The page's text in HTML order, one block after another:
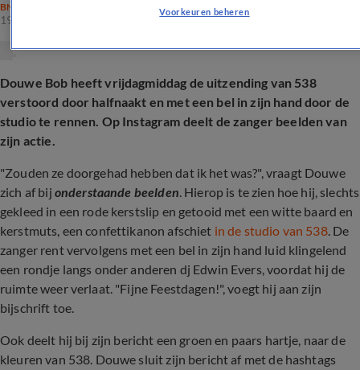
BN'ERS
19 dec 2025, 17:59
Douwe Bob heeft vrijdagmiddag de uitzending van 538
verstoord door halfnaakt en met een bel in zijn hand door de
studio te rennen. Op Instagram deelt de zanger beelden van
zijn actie.
"Zouden ze doorgehad hebben dat ik het was?", vraagt Douwe
zich af bij onderstaande beelden. Hierop is te zien hoe hij, slechts
gekleed in een rode kerstslip en getooid met een witte baard en
kerstmuts, een confettikanon afschiet in de studio van 538. De
zanger rent vervolgens met een bel in zijn hand luid klingelend
een rondje langs onder anderen dj Edwin Evers, voordat hij de
ruimte weer verlaat. "Fijne Feestdagen!", voegt hij aan zijn
bijschrift toe.
Ook deelt hij bij zijn bericht een groen en paars hartje, naar de
kleuren van 538. Douwe sluit zijn bericht af met de hashtags
Voorkeuren beheren